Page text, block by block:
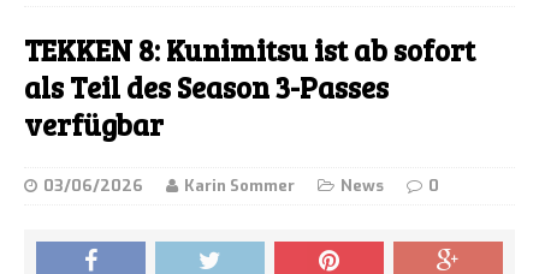
TEKKEN 8: Kunimitsu ist ab sofort
als Teil des Season 3-Passes
verfügbar
03/06/2026 Karin Sommer News 0